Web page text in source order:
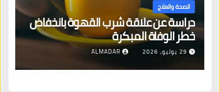
الصحة والعلاج
دراسة عن علاقة شرب القهوة بانخفاض
خطر الوفاة المبكرة
29 يوليو، 2026 ALMADAR